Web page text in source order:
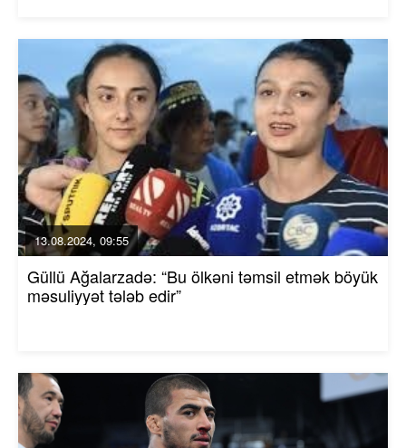
13.08.2024, 09:55
Güllü Ağalarzadə: “Bu ölkəni təmsil etmək böyük
məsuliyyət tələb edir”